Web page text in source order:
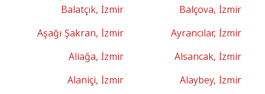
Balçova, İzmir
Balatçık, İzmir
Ayrancılar, İzmir
Aşağı Şakran, İzmir
Alsancak, İzmir
Aliağa, İzmir
Alaybey, İzmir
Alaniçi, İzmir